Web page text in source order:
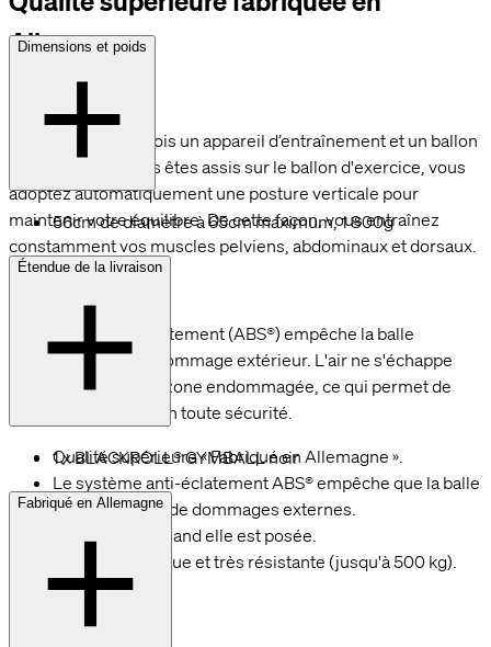
Allemagne
GYMBALL est à la fois un appareil d’entraînement et un ballon
assis. Lorsque vous êtes assis sur le ballon d'exercice, vous
adoptez automatiquement une posture verticale pour
maintenir votre équilibre. De cette façon, vous entraînez
constamment vos muscles pelviens, abdominaux et dorsaux.
Le système anti-éclatement (ABS®) empêche la balle
d'éclater en cas de dommage extérieur. L'air ne s'échappe
que lentement de la zone endommagée, ce qui permet de
terminer l'exercice en toute sécurité.
Qualité supérieure « Fabriqué en Allemagne ».
Le système anti-éclatement ABS® empêche que la balle
n'éclate en cas de dommages externes.
Ne roule pas quand elle est posée.
Inodore, élastique et très résistante (jusqu'à 500 kg).
Dimensions et poids
56cm de diamètre à 65cm maximum, 1 800g
Étendue de la livraison
1 x BLACKROLL® GYMBALL noir
Fabriqué en Allemagne